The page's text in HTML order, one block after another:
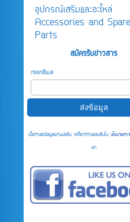
อุปกรณ์เสริมและอะไหล่
Accessories and Spare
Parts
สมัครรับข่าวสาร
กรอกอีเมล
เมื่อท่านส่งข้อมูลผ่านฟอร์ม จะถือว่าท่านยอมรับในนโยบายคว
เรา